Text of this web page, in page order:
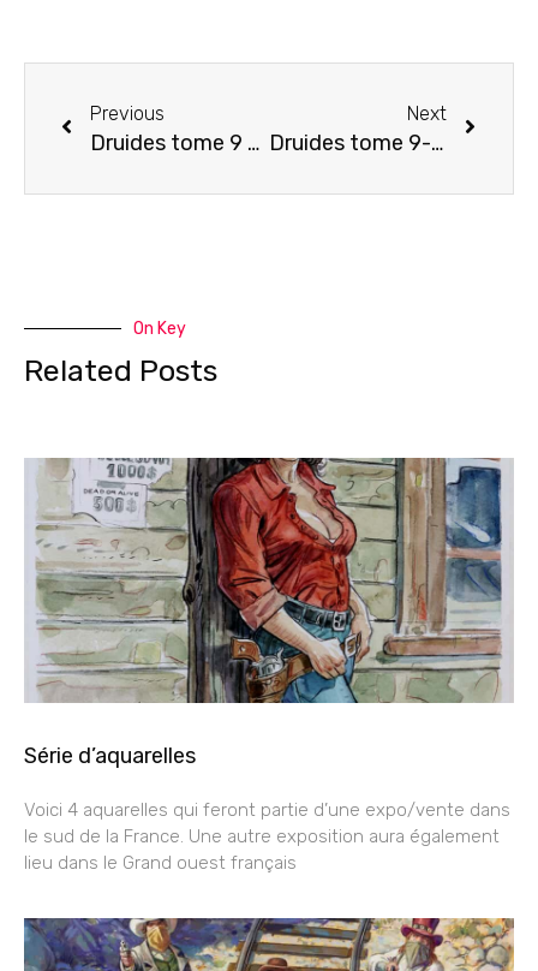
Previous
Druides tome 9 et Aspic tome 4
Next
Druides tome 9- Couverture
On Key
Related Posts
Série d’aquarelles
Voici 4 aquarelles qui feront partie d’une expo/vente dans
le sud de la France. Une autre exposition aura également
lieu dans le Grand ouest français